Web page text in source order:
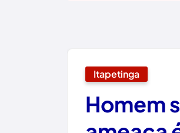
Itapetinga
Homem